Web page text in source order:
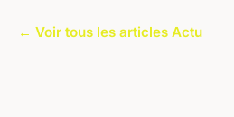
← Voir tous les articles Actu